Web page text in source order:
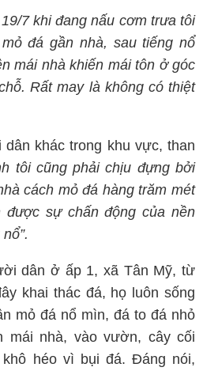
19/7 khi đang nấu cơm trưa tôi
đá gần nhà, sau tiếng nổ
mái nhà khiến mái tôn ở góc
Rất may là không có thiệt
dân khác trong khu vực, than
tôi cũng phải chịu đựng bởi
cách mỏ đá hàng trăm mét
được sự chấn động của nền
dân ở ấp 1, xã Tân Mỹ, từ
khai thác đá, họ luôn sống
mỏ đá nổ mìn, đá to đá nhỏ
mái nhà, vào vườn, cây cối
héo vì bụi đá. Đáng nói,